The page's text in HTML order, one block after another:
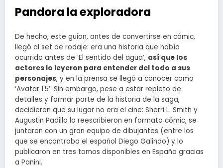
Pandora la exploradora
De hecho, este guion, antes de convertirse en cómic,
llegó al set de rodaje: era una historia que había
ocurrido antes de ‘El sentido del agua’, así que los
actores lo leyeron para entender del todo a sus
personajes, y en la prensa se llegó a conocer como
‘Avatar 1.5’. Sin embargo, pese a estar repleto de
detalles y formar parte de la historia de la saga,
decidieron que su lugar no era el cine: Sherri L. Smith y
Augustin Padilla lo reescribieron en formato cómic, se
juntaron con un gran equipo de dibujantes (entre los
que se encontraba el español Diego Galindo) y lo
publicaron en tres tomos disponibles en España gracias
a Panini.